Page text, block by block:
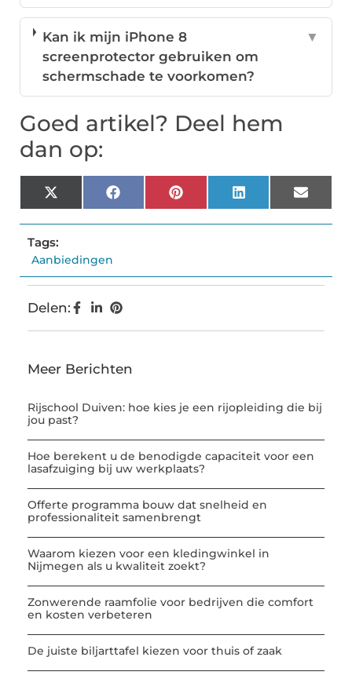
Kan ik mijn iPhone 8
screenprotector gebruiken om
schermschade te voorkomen?
▼
Goed artikel? Deel hem
dan op:
X
(Twitter)
FacebookPinterestLinkedInEmail
Tags:
Aanbiedingen
Delen:
Meer Berichten
Rijschool Duiven: hoe kies je een rijopleiding die bij
jou past?
Hoe berekent u de benodigde capaciteit voor een
lasafzuiging bij uw werkplaats?
Offerte programma bouw dat snelheid en
professionaliteit samenbrengt
Waarom kiezen voor een kledingwinkel in
Nijmegen als u kwaliteit zoekt?
Zonwerende raamfolie voor bedrijven die comfort
en kosten verbeteren
De juiste biljarttafel kiezen voor thuis of zaak